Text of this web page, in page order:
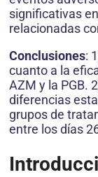
significativas
relacionadas
Conclusiones:
cuanto a la
AZM y la PGB.
diferencias
grupos de
entre los días